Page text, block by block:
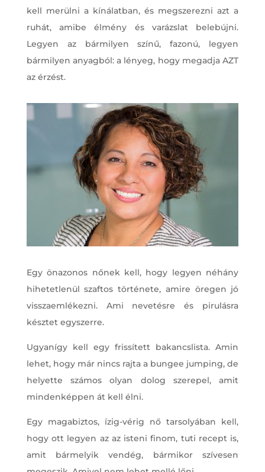
kell merülni a kínálatban, és megszerezni azt a
ruhát, amibe élmény és varázslat belebújni.
Legyen az bármilyen színű, fazonú, legyen
bármilyen anyagból: a lényeg, hogy megadja AZT
az érzést.
Egy önazonos nőnek kell, hogy legyen néhány
hihetetlenül szaftos története, amire öregen jó
visszaemlékezni. Ami nevetésre és pirulásra
késztet egyszerre.
Ugyanígy kell egy frissített bakancslista. Amin
lehet, hogy már nincs rajta a bungee jumping, de
helyette számos olyan dolog szerepel, amit
mindenképpen át kell élni.
Egy magabiztos, ízig-vérig nő tarsolyában kell,
hogy ott legyen az az isteni finom, tuti recept is,
amit bármelyik vendég, bármikor szívesen